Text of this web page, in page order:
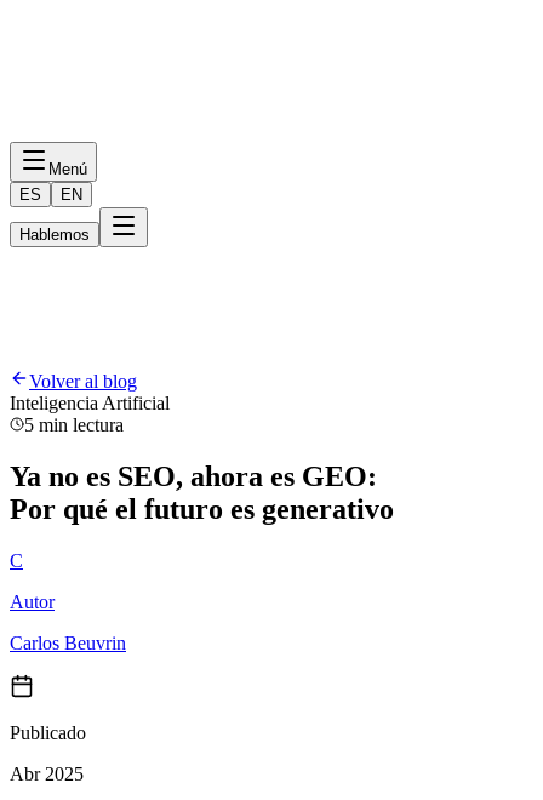
Menú
ES
EN
Hablemos
Volver al blog
Inteligencia Artificial
5 min lectura
Ya no es SEO, ahora es GEO:
Por qué el futuro es generativo
C
Autor
Carlos Beuvrin
Publicado
Abr 2025